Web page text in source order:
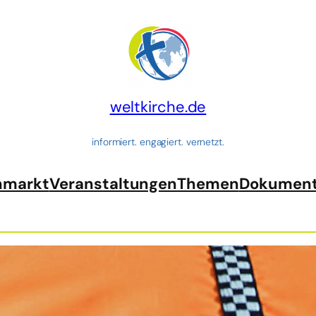
weltkirche.de
informiert. engagiert. vernetzt.
VeranstaltungenThemen